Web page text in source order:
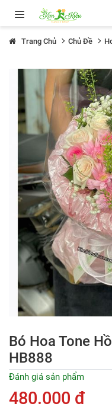
Trang Chủ Chủ Đề
Bó Hoa Tone
HB888
Đánh giá sản phẩm
480.000 đ